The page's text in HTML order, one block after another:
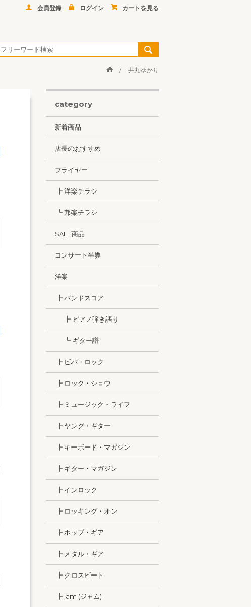
会員登録 ログイン カートを見る
井丸ゆかり
category
新着商品
店長のおすすめ
フライヤー
┣ 洋楽チラシ
┗ 邦楽チラシ
SALE商品
コンサート半券
洋楽
┣ バンドスコア
┣ ピアノ弾き語り
┗ ギター譜
┣ ビバ・ロック
┣ ロック・ショウ
┣ ミュージック・ライフ
┣ ヤング・ギター
┣ キーボード・マガジン
┣ ギター・マガジン
┣ インロック
┣ ロッキング・オン
┣ ポップ・ギア
┣ メタル・ギア
┣ クロスビート
┣ jam (ジャム)